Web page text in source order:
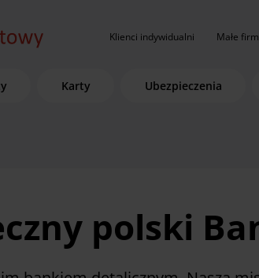
Klienci indywidualni Małe
Karty Ubezpieczenia
polski